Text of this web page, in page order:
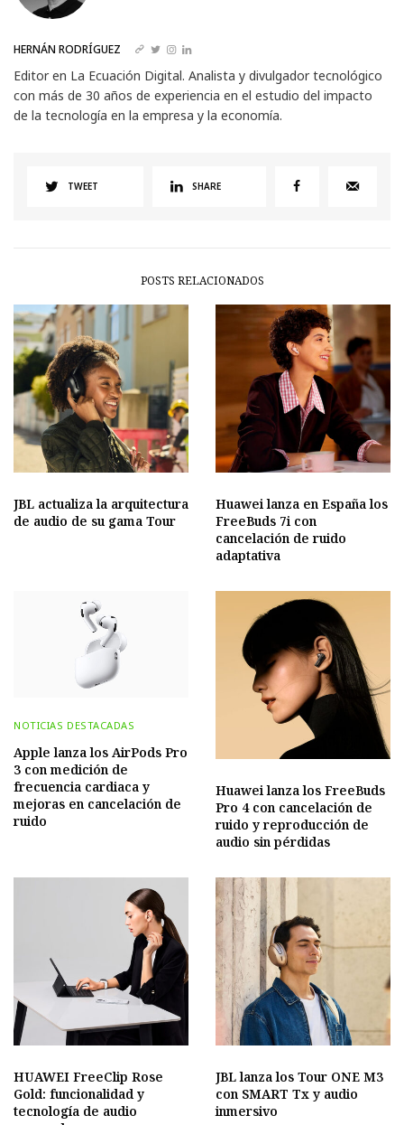
HERNÁN RODRÍGUEZ
Editor en La Ecuación Digital. Analista y divulgador tecnológico
con más de 30 años de experiencia en el estudio del impacto
de la tecnología en la empresa y la economía.
TWEET SHARE
POSTS RELACIONADOS
JBL actualiza la arquitectura
de audio de su gama Tour
Huawei lanza en España los
FreeBuds 7i con
cancelación de ruido
adaptativa
NOTICIAS DESTACADAS
Apple lanza los AirPods Pro
3 con medición de
frecuencia cardiaca y
mejoras en cancelación de
ruido
Huawei lanza los FreeBuds
Pro 4 con cancelación de
ruido y reproducción de
audio sin pérdidas
HUAWEI FreeClip Rose
Gold: funcionalidad y
tecnología de audio
JBL lanza los Tour ONE M3
con SMART Tx y audio
inmersivo